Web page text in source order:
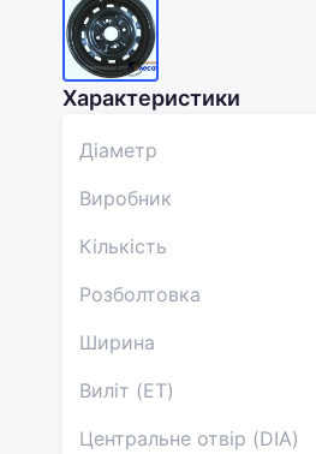
Характеристики
Діаметр
Виробник
Кількість
Розболтовка
Ширина
Виліт (ET)
Центральне отвір (DIA)